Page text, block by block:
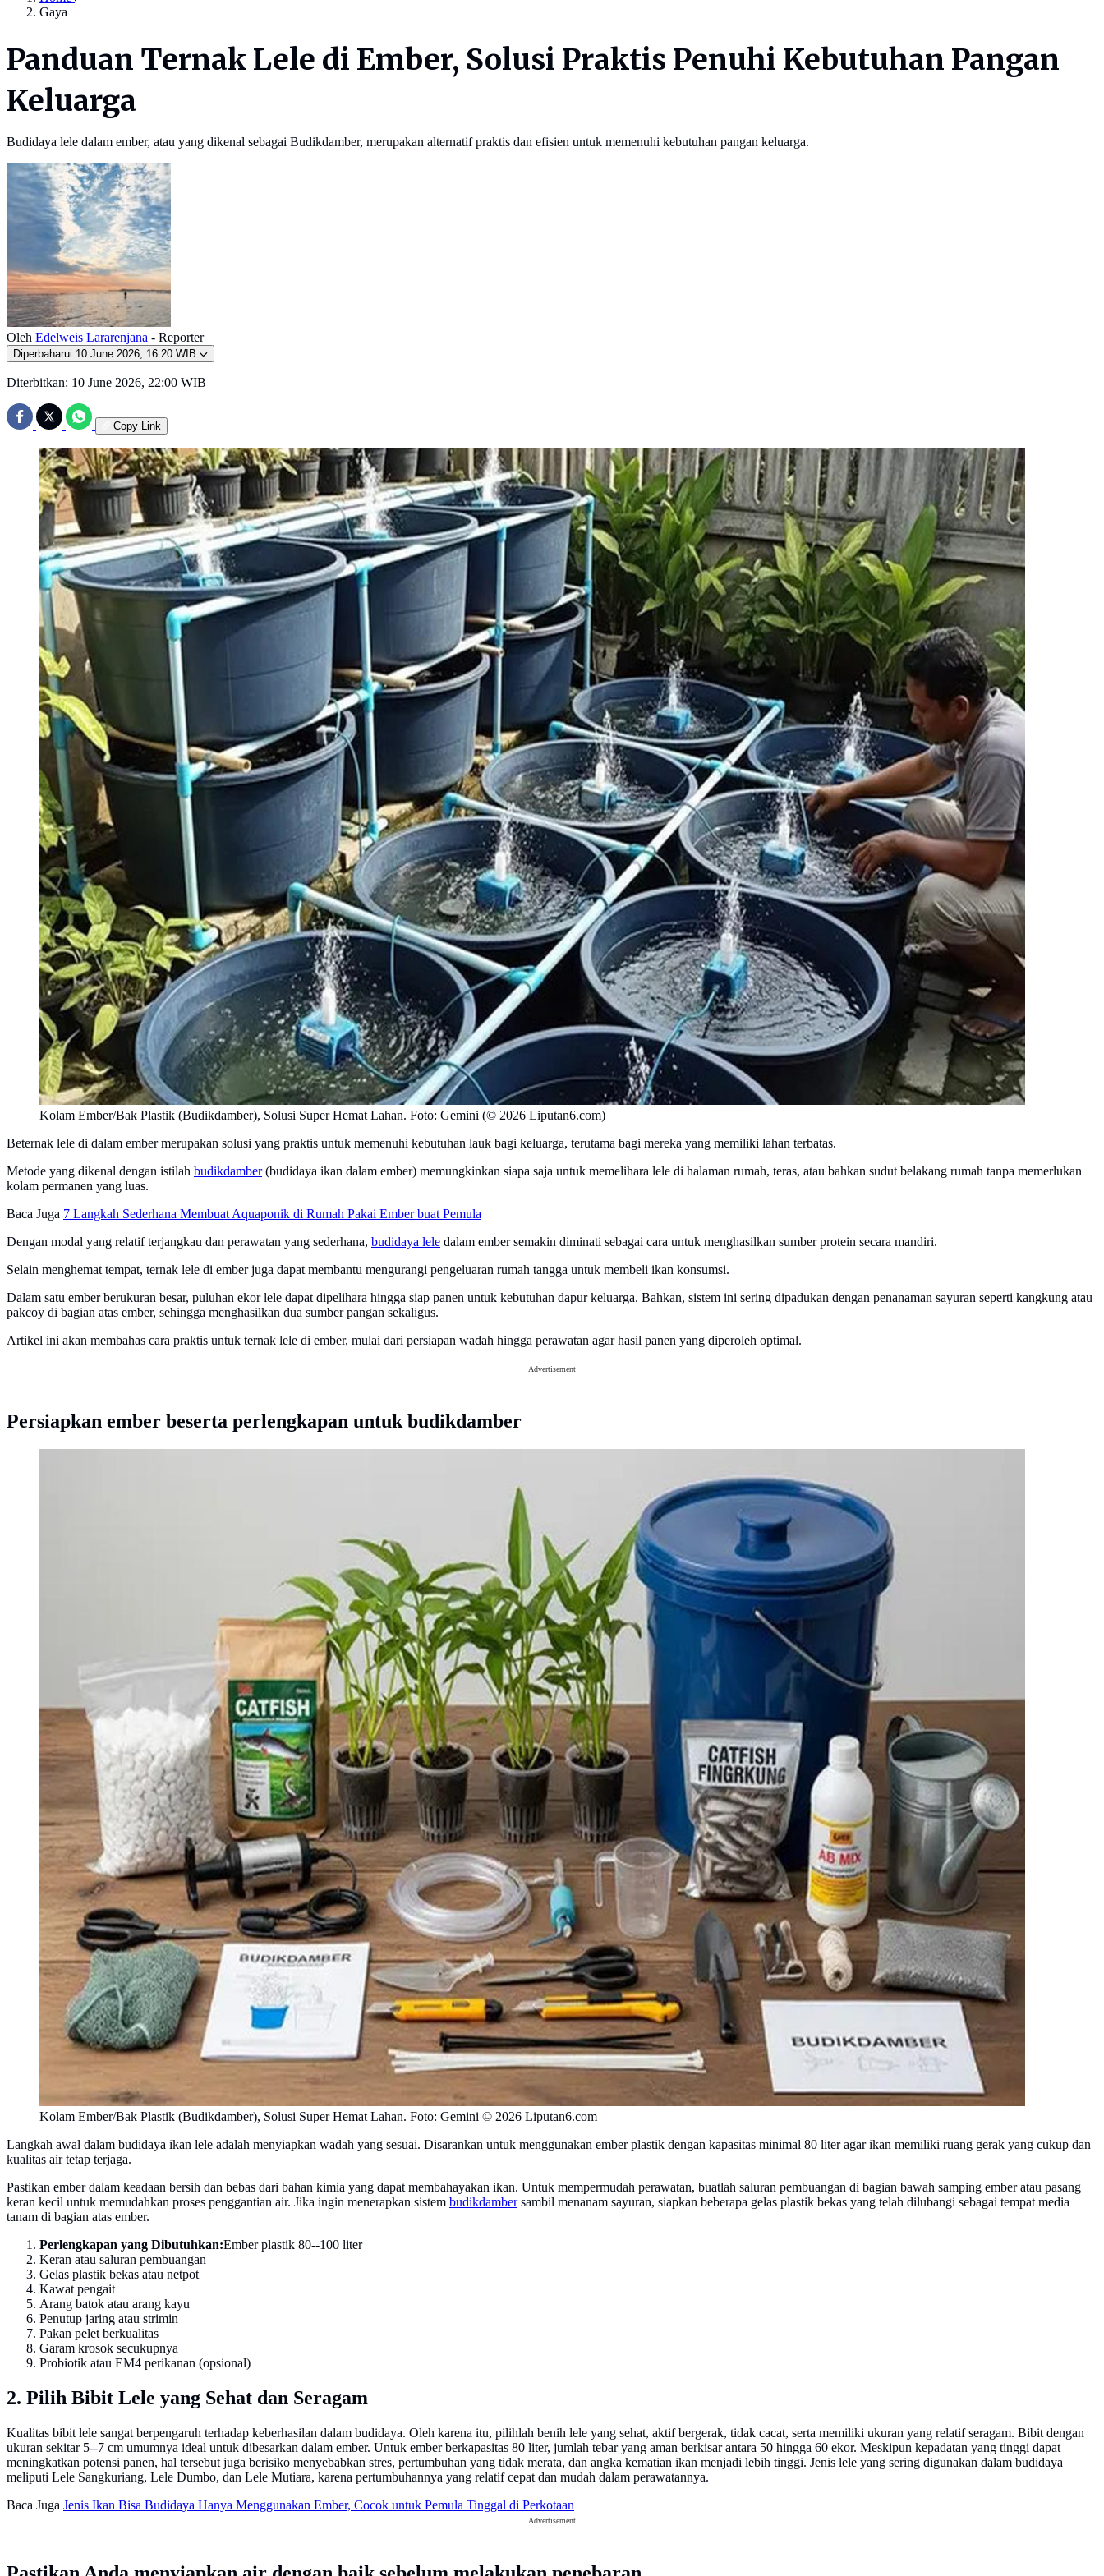
Gaya
Panduan Ternak Lele di Ember, Solusi Praktis Penuhi Kebutuhan Pangan
Keluarga
Budidaya lele dalam ember, atau yang dikenal sebagai Budikdamber, merupakan alternatif praktis dan efisien untuk memenuhi kebutuhan pangan keluarga.
Oleh Edelweis Lararenjana - Reporter
Diperbaharui 10 June 2026, 16:20 WIB
Diterbitkan: 10 June 2026, 22:00 WIB
Copy Link
Kolam Ember/Bak Plastik (Budikdamber), Solusi Super Hemat Lahan. Foto: Gemini (© 2026 Liputan6.com)
Beternak lele di dalam ember merupakan solusi yang praktis untuk memenuhi kebutuhan lauk bagi keluarga, terutama bagi mereka yang memiliki lahan terbatas.
Metode yang dikenal dengan istilah budikdamber(budidaya ikan dalam ember) memungkinkan siapa saja untuk memelihara lele di halaman rumah, teras, atau bahkan sudut belakang rumah tanpa memerlukan
kolam permanen yang luas.
Baca Juga 7 Langkah Sederhana Membuat Aquaponik di Rumah Pakai Ember buat Pemula
Dengan modal yang relatif terjangkau dan perawatan yang sederhana, budidaya lele dalam ember semakin diminati sebagai cara untuk menghasilkan sumber protein secara mandiri.
Selain menghemat tempat, ternak lele di ember juga dapat membantu mengurangi pengeluaran rumah tangga untuk membeli ikan konsumsi.
Dalam satu ember berukuran besar, puluhan ekor lele dapat dipelihara hingga siap panen untuk kebutuhan dapur keluarga. Bahkan, sistem ini sering dipadukan dengan penanaman sayuran seperti kangkung atau
pakcoy di bagian atas ember, sehingga menghasilkan dua sumber pangan sekaligus.
Artikel ini akan membahas cara praktis untuk ternak lele di ember, mulai dari persiapan wadah hingga perawatan agar hasil panen yang diperoleh optimal.
Advertisement
Persiapkan ember beserta perlengkapan untuk budikdamber
Kolam Ember/Bak Plastik (Budikdamber), Solusi Super Hemat Lahan. Foto: Gemini © 2026 Liputan6.com
Langkah awal dalam budidaya ikan lele adalah menyiapkan wadah yang sesuai. Disarankan untuk menggunakan ember plastik dengan kapasitas minimal 80 liter agar ikan memiliki ruang gerak yang cukup dan
kualitas air tetap terjaga.
Pastikan ember dalam keadaan bersih dan bebas dari bahan kimia yang dapat membahayakan ikan. Untuk mempermudah perawatan, buatlah saluran pembuangan di bagian bawah samping ember atau pasang
keran kecil untuk memudahkan proses penggantian air. Jika ingin menerapkan sistem budikdambersambil menanam sayuran, siapkan beberapa gelas plastik bekas yang telah dilubangi sebagai tempat media
tanam di bagian atas ember.
Perlengkapan yang Dibutuhkan:Ember plastik 80--100 liter
Keran atau saluran pembuangan
Gelas plastik bekas atau netpot
Kawat pengait
Arang batok atau arang kayu
Penutup jaring atau strimin
Pakan pelet berkualitas
Garam krosok secukupnya
Probiotik atau EM4 perikanan (opsional)
2. Pilih Bibit Lele yang Sehat dan Seragam
Kualitas bibit lele sangat berpengaruh terhadap keberhasilan dalam budidaya. Oleh karena itu, pilihlah benih lele yang sehat, aktif bergerak, tidak cacat, serta memiliki ukuran yang relatif seragam. Bibit dengan
ukuran sekitar 5--7 cm umumnya ideal untuk dibesarkan dalam ember. Untuk ember berkapasitas 80 liter, jumlah tebar yang aman berkisar antara 50 hingga 60 ekor. Meskipun kepadatan yang tinggi dapat
meningkatkan potensi panen, hal tersebut juga berisiko menyebabkan stres, pertumbuhan yang tidak merata, dan angka kematian ikan menjadi lebih tinggi. Jenis lele yang sering digunakan dalam budidaya
meliputi Lele Sangkuriang, Lele Dumbo, dan Lele Mutiara, karena pertumbuhannya yang relatif cepat dan mudah dalam perawatannya.
Baca Juga Jenis Ikan Bisa Budidaya Hanya Menggunakan Ember, Cocok untuk Pemula Tinggal di Perkotaan
Advertisement